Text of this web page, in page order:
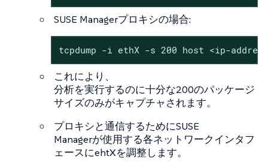
SUSE Managerプロキシの場合:
tcpdump -i ethX -s 200 host <ip-
これにより、
分析を実行するのに十分な200のパッケージ
サイズのみがキャプチャされます。
プロキシと通信するためにSUSE
Managerが使用する各ネットワークインタフ
ェースにehtXを調整します。